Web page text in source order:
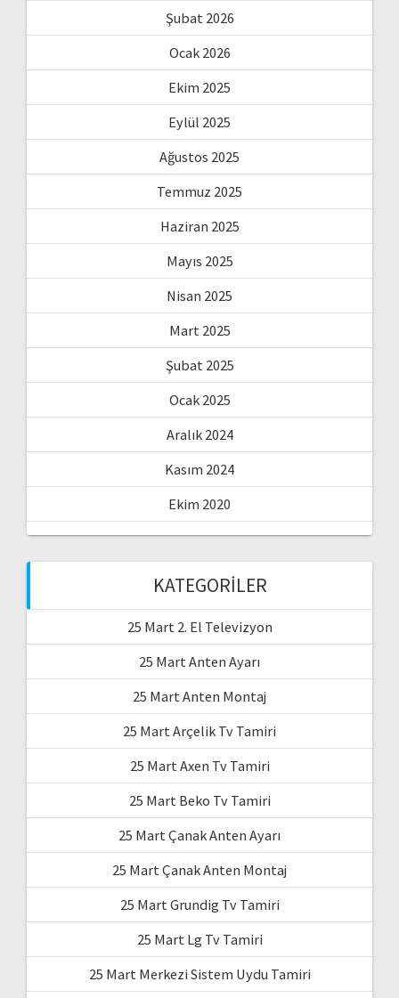
Şubat 2026
Ocak 2026
Ekim 2025
Eylül 2025
Ağustos 2025
Temmuz 2025
Haziran 2025
Mayıs 2025
Nisan 2025
Mart 2025
Şubat 2025
Ocak 2025
Aralık 2024
Kasım 2024
Ekim 2020
KATEGORILER
25 Mart 2. El Televizyon
25 Mart Anten Ayarı
25 Mart Anten Montaj
25 Mart Arçelik Tv Tamiri
25 Mart Axen Tv Tamiri
25 Mart Beko Tv Tamiri
25 Mart Çanak Anten Ayarı
25 Mart Çanak Anten Montaj
25 Mart Grundig Tv Tamiri
25 Mart Lg Tv Tamiri
25 Mart Merkezi Sistem Uydu Tamiri